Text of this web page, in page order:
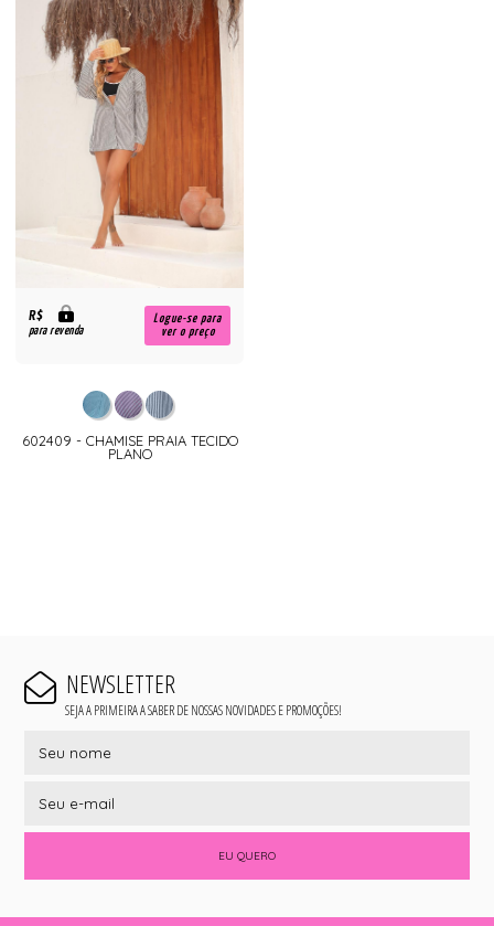
R$
para revenda
Logue-se para
ver o preço
602409 - CHAMISE PRAIA TECIDO
PLANO
NEWSLETTER
SEJA A PRIMEIRA A SABER DE NOSSAS NOVIDADES E PROMOÇÕES!
EU QUERO